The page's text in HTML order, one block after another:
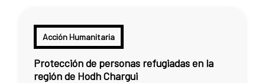
Acción Humanitaria
Protección de personas refugiadas en la
región de Hodh Chargui